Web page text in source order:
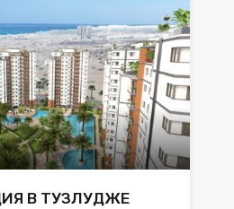
В ТУЗЛУДЖЕ